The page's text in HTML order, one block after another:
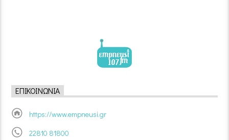
ΕΠΙΚΟΙΝΩΝΊΑ
https://www.empneusi.gr
22810 81800